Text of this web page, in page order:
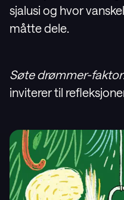
sjalusi og hvor
måtte dele.
Søte drømmer-
inviterer til